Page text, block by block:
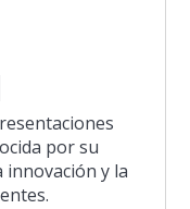
por su
innovación y la